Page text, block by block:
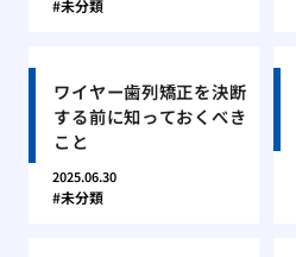
未分類
ワイヤー歯列矯正を決断
する前に知っておくべき
こと
2025.06.30
未分類